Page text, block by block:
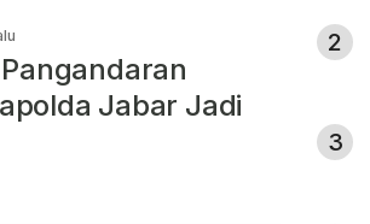
Jabar Jadi
2
3